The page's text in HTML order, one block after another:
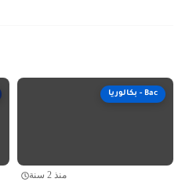
بكالوريا - Bac
منذ 2 سنة